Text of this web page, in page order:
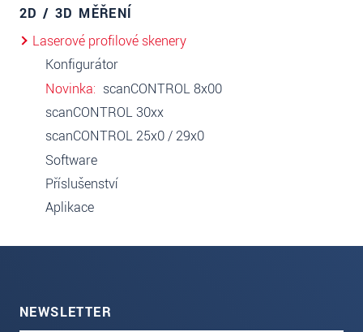
2D / 3D MĚŘENÍ
Laserové profilové skenery
Konfigurátor
Novinka
scanCONTROL 8x00
scanCONTROL 30xx
scanCONTROL 25x0 / 29x0
Software
Příslušenství
Aplikace
NEWSLETTER